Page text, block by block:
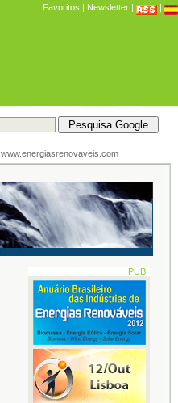
| Favoritos | Newsletter | |
www.energiasrenovaveis.com
PUB